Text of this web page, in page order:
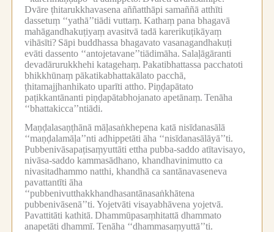
Dvāre ṭhitarukkhavasena aññatthāpi samaññā atthīti
dassetuṃ ‘‘yathā’’tiādi vuttaṃ. Kathaṃ pana bhagavā
mahāgandhakuṭiyaṃ avasitvā tadā karerikuṭikāyaṃ
vihāsīti? Sāpi buddhassa bhagavato vasanagandhakuṭi
evāti dassento ‘‘antojetavane’’tiādimāha. Salaḷāgāranti
devadārurukkhehi katagehaṃ. Pakatibhattassa pacchatoti
bhikkhūnaṃ pākatikabhattakālato pacchā,
ṭhitamajjhanhikato uparīti attho. Piṇḍapātato
paṭikkantānanti piṇḍapātabhojanato apetānaṃ. Tenāha
‘‘bhattakicca’’ntiādi.
Maṇḍalasaṇṭhānā māḷasaṅkhepena katā nisīdanasālā
‘‘maṇḍalamāḷa’’nti adhippetāti āha ‘‘nisīdanasālāyā’’ti.
Pubbenivāsapaṭisaṃyuttāti ettha pubba-saddo atītavisayo,
nivāsa-saddo kammasādhano, khandhavinimutto ca
nivasitadhammo natthi, khandhā ca santānavaseneva
pavattantīti āha
‘‘pubbenivutthakkhandhasantānasaṅkhātena
pubbenivāsenā’’ti. Yojetvāti visayabhāvena yojetvā.
Pavattitāti kathitā. Dhammūpasaṃhitattā dhammato
anapetāti dhammī. Tenāha ‘‘dhammasaṃyuttā’’ti.